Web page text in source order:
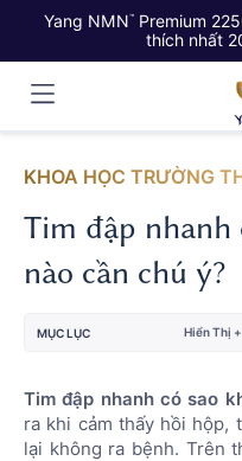
Yang NMN™Premium
thích nhất
KHOA HỌC TRƯỜNG
Tim đập nhanh
nào cần chú ý?
MỤC LỤC Hiển Thị +
Tim đập nhanh có sao
ra khi cảm thấy hồi hộp,
lại không ra bệnh. Trên